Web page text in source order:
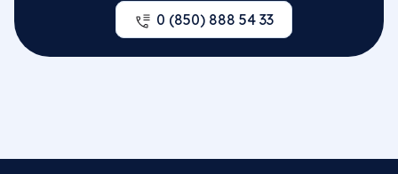
0 (850) 888 54 33